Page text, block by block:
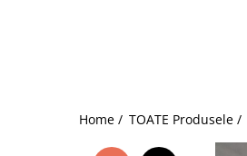
Home / TOATE Produsele /